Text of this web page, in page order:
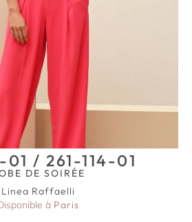
01 / 261-114-01
DE SOIRÉE
Linea Raffaelli
à Paris